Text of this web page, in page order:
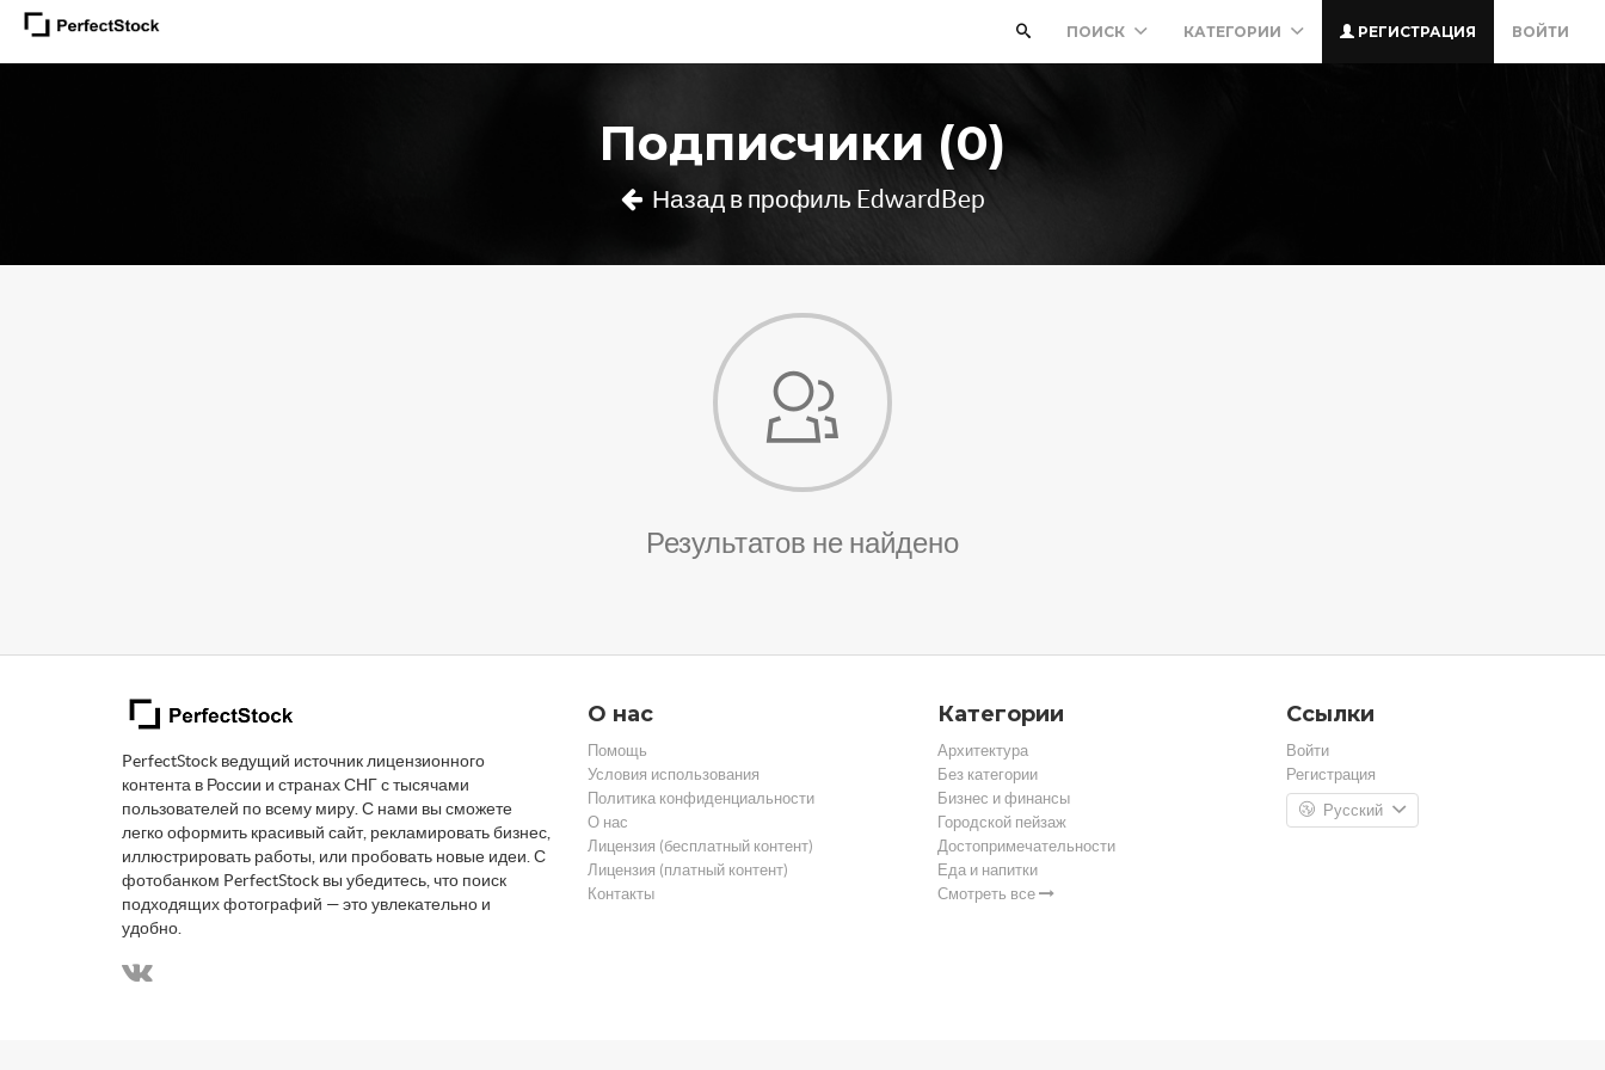
ПОИСК КАТЕГОРИИ РЕГИСТРАЦИЯ ВОЙТИ
Подписчики (0)
Назад в профиль EdwardBep
Результатов не найдено
PerfectStock ведущий источник лицензионного
контента в России и странах СНГ с тысячами
пользователей по всему миру. С нами вы сможете
легко оформить красивый сайт, рекламировать бизнес,
иллюстрировать работы, или пробовать новые идеи. С
фотобанком PerfectStock вы убедитесь, что поиск
подходящих фотографий — это увлекательно и
удобно.
О нас
Помощь
Условия использования
Политика конфиденциальности
О нас
Лицензия (бесплатный контент)
Лицензия (платный контент)
Контакты
Категории
Архитектура
Без категории
Бизнес и финансы
Городской пейзаж
Достопримечательности
Еда и напитки
Смотреть все
Ссылки
Войти
Регистрация
Русский